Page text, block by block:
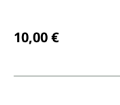
10,00 €